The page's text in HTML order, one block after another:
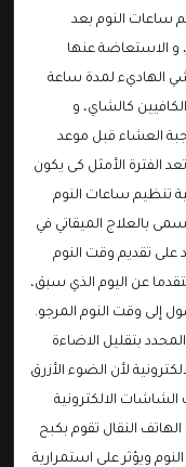
ساعات النوم بعد
و الاستعاضة عنها
الهاديء لمدة ساعة
كالشاي، و
العشاء قبل موعد
الفترة الأمثل كى يكون
تنظيم ساعات النوم
بالعلاج الميقاتي في
على تقديم وقت النوم
عن اليوم الذي سبق،
إلى وقت النوم المرجو.
بتقليل الاضاءة
لأن الضوء الأزرق
الالكترونية
الهاتف النقال تقوم بكبح
ويؤثر على استمرارية